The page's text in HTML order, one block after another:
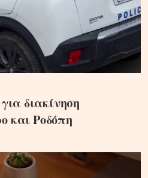
διακίνηση
και Ροδόπη